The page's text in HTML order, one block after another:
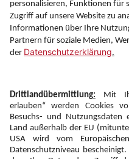
Folgen Sie uns
Newsletter: